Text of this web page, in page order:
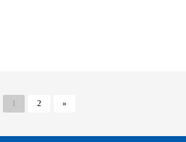
1 2 »